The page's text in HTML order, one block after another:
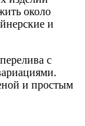
около
и
с
и простым